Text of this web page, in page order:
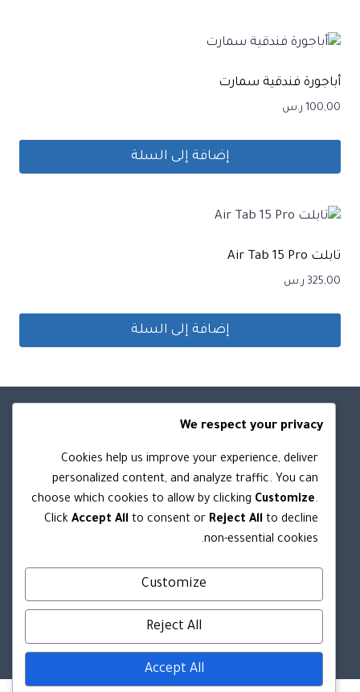
أباجورة فندقية سمارت
100,00 ر.س
إضافة إلى السلة
تابلت Air Tab 15 Pro
325,00 ر.س
إضافة إلى السلة
روابط مهمه
من نحن
الشروط والأحكام
سياسة الخصوصية
تواصل معنا
We respect your privacy
Cookies help us improve your experience, deliver
personalized content, and analyze traffic. You can
choose which cookies to allow by clicking Customize.
ClickAccept All to consent or Reject All to decline
non-essential cookies.
Customize
Reject All
Accept All